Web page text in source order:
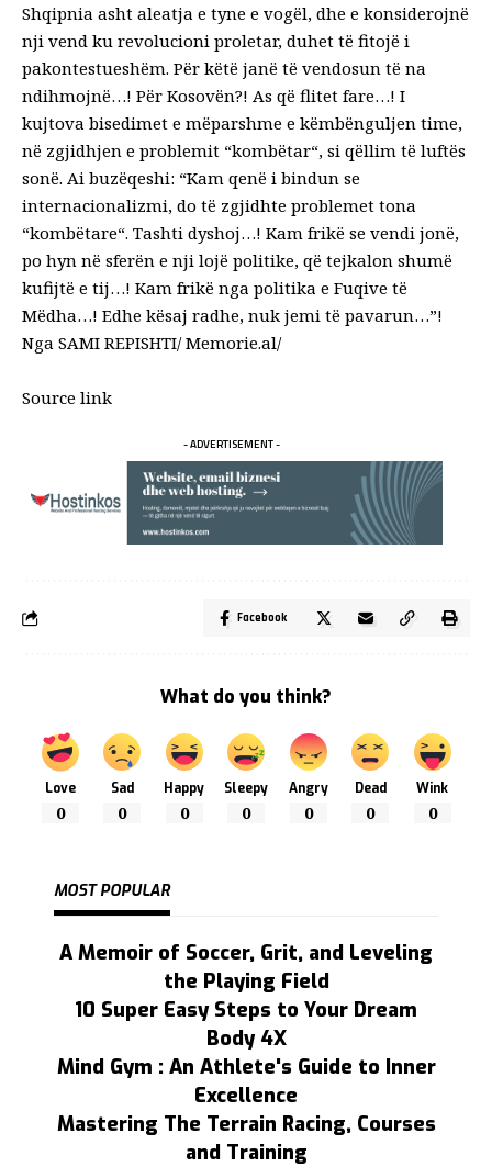
Shqipnia asht aleatja e tyne e vogël, dhe e konsiderojnë
nji vend ku revolucioni proletar, duhet të fitojë i
pakontestueshëm. Për këtë janë të vendosun të na
ndihmojnë…! Për Kosovën?! As që flitet fare…! I
kujtova bisedimet e mëparshme e këmbënguljen time,
në zgjidhjen e problemit “kombëtar“, si qëllim të luftës
sonë. Ai buzëqeshi: “Kam qenë i bindun se
internacionalizmi, do të zgjidhte problemet tona
“kombëtare“. Tashti dyshoj…! Kam frikë se vendi jonë,
po hyn në sferën e nji lojë politike, që tejkalon shumë
kufijtë e tij…! Kam frikë nga politika e Fuqive të
Mëdha…! Edhe kësaj radhe, nuk jemi të pavarun…”!
Nga SAMI REPISHTI/ Memorie.al/
Source link
- ADVERTISEMENT -
Facebook
What do you think?
Love
0
Sad
0
Happy
0
Sleepy
0
Angry
0
Dead
0
Wink
0
MOST POPULAR
A Memoir of Soccer, Grit, and Leveling
the Playing Field
10 Super Easy Steps to Your Dream
Body 4X
Mind Gym : An Athlete's Guide to Inner
Excellence
Mastering The Terrain Racing, Courses
and Training